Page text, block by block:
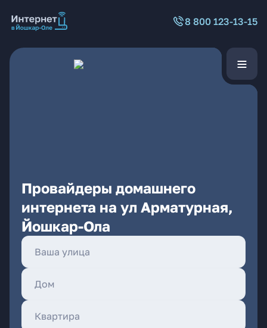
8 800 123-13-15
Провайдеры домашнего
интернета на ул Арматурная,
Йошкар-Ола